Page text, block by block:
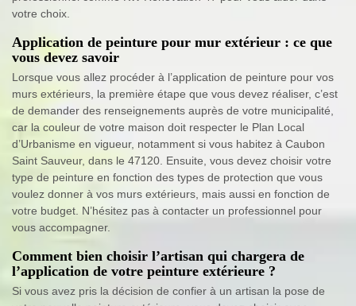
votre choix.
Application de peinture pour mur extérieur : ce que
vous devez savoir
Lorsque vous allez procéder à l’application de peinture pour vos
murs extérieurs, la première étape que vous devez réaliser, c’est
de demander des renseignements auprès de votre municipalité,
car la couleur de votre maison doit respecter le Plan Local
d’Urbanisme en vigueur, notamment si vous habitez à Caubon
Saint Sauveur, dans le 47120. Ensuite, vous devez choisir votre
type de peinture en fonction des types de protection que vous
voulez donner à vos murs extérieurs, mais aussi en fonction de
votre budget. N’hésitez pas à contacter un professionnel pour
vous accompagner.
Comment bien choisir l’artisan qui chargera de
l’application de votre peinture extérieure ?
Si vous avez pris la décision de confier à un artisan la pose de